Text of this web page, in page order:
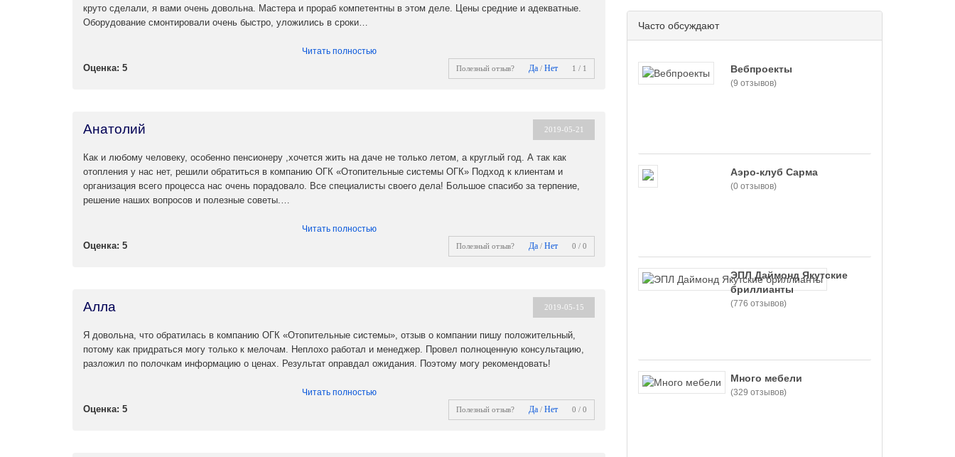
круто сделали, я вами очень довольна. Мастера и прораб компетентны в этом деле. Цены средние и адекватные.
Оборудование смонтировали очень быстро, уложились в сроки…
Читать полностью
Оценка: 5 Полезный отзыв? Да / Нет 1 / 1
Анатолий
Как и любому человеку, особенно пенсионеру ,хочется жить на даче не только летом, а круглый год. А так как
отопления у нас нет, решили обратиться в компанию ОГК «Отопительные системы ОГК» Подход к клиентам и
организация всего процесса нас очень порадовало. Все специалисты своего дела! Большое спасибо за терпение,
решение наших вопросов и полезные советы.…
Читать полностью
Оценка: 5 Полезный отзыв? Да / Нет 0 / 0
2019-05-21
Алла
Я довольна, что обратилась в компанию ОГК «Отопительные системы», отзыв о компании пишу положительный,
потому как придраться могу только к мелочам. Неплохо работал и менеджер. Провел полноценную консультацию,
разложил по полочкам информацию о ценах. Результат оправдал ожидания. Поэтому могу рекомендовать!
Читать полностью
Оценка: 5 Полезный отзыв? Да / Нет 0 / 0
2019-05-15
Часто обсуждают
Вебпроекты
(9 отзывов)
Аэро-клуб Сарма
(0 отзывов)
ЭПЛ Даймонд Якутские
бриллианты
(776 отзывов)
Много мебели
(329 отзывов)